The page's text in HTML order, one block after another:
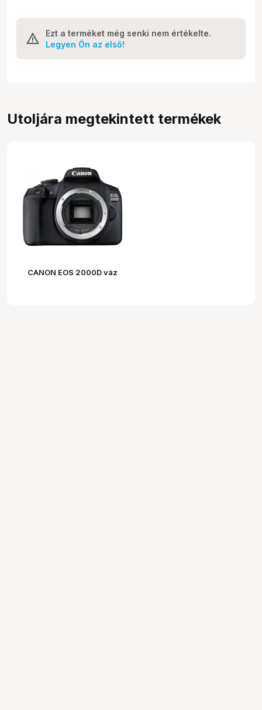
Ezt a terméket még senki nem értékelte.
Legyen Ön az első!
Utoljára megtekintett termékek
CANON EOS 2000D váz